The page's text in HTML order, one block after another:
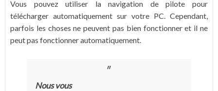
Vous pouvez utiliser la navigation de pilote pour
télécharger automatiquement sur votre PC. Cependant,
parfois les choses ne peuvent pas bien fonctionner et il ne
peut pas fonctionner automatiquement.
Nous vous